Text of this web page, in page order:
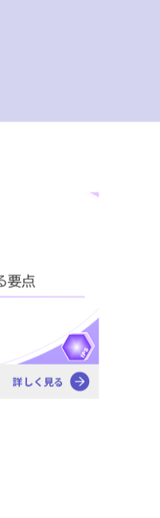
詳しく見る